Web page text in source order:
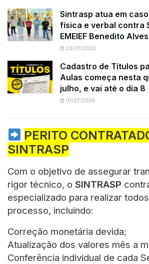
Sintrasp atua em
física e verbal contra
EMEIEF Benedito
02/07/2026
Cadastro de Títulos
Aulas começa nesta
julho, e vai até o dia 8
01/07/2026
PERITO
SINTRASP
Com o objetivo de assegurar
rigor técnico, o SINTRASP
especializado para realizar
processo, incluindo:
Correção monetária devida;
Atualização dos valores mês a
Conferência individual de cada